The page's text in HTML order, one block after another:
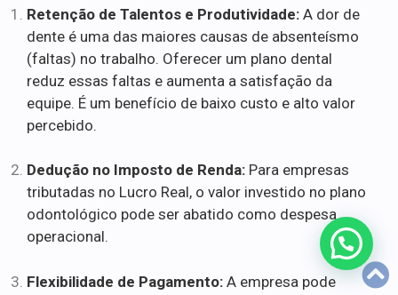
Retenção de Talentos e Produtividade: A dor de
dente é uma das maiores causas de absenteísmo
(faltas) no trabalho. Oferecer um plano dental
reduz essas faltas e aumenta a satisfação da
equipe. É um benefício de baixo custo e alto valor
percebido.
Dedução no Imposto de Renda: Para empresas
tributadas no Lucro Real, o valor investido no plano
odontológico pode ser abatido como despesa
operacional.
Flexibilidade de Pagamento: A empresa pode